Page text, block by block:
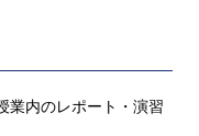
業内のレポート・演習